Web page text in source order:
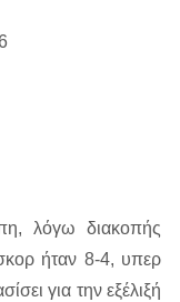
διακοπής
ήταν 8-4, υπερ
για την εξέλιξή